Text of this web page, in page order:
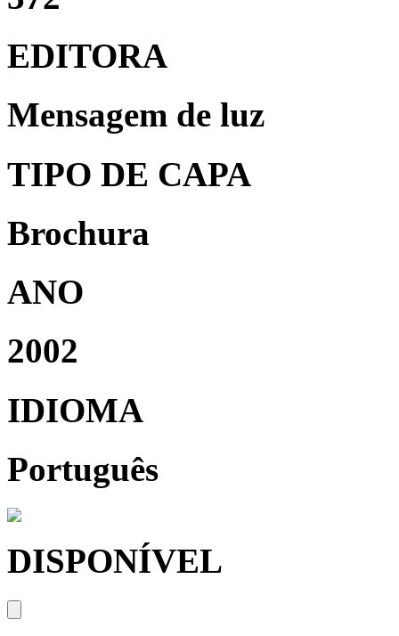
EDITORA
Mensagem de luz
TIPO DE CAPA
Brochura
ANO
2002
IDIOMA
Português
DISPONÍVEL